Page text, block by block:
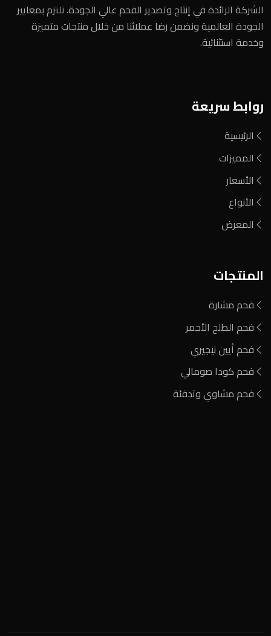
الشركة الرائدة في إنتاج وتصدير الفحم عالي الجودة. نلتزم بمعايير
الجودة العالمية ونضمن رضا عملائنا من خلال منتجات متميزة
وخدمة استثنائية.
روابط سريعة
الرئيسية
المميزات
الأسعار
الأنواع
المعرض
المنتجات
فحم مشارة
فحم الطلح الأحمر
فحم أيين نيجيري
فحم كودا صومالي
فحم مشاوي وتدفئة